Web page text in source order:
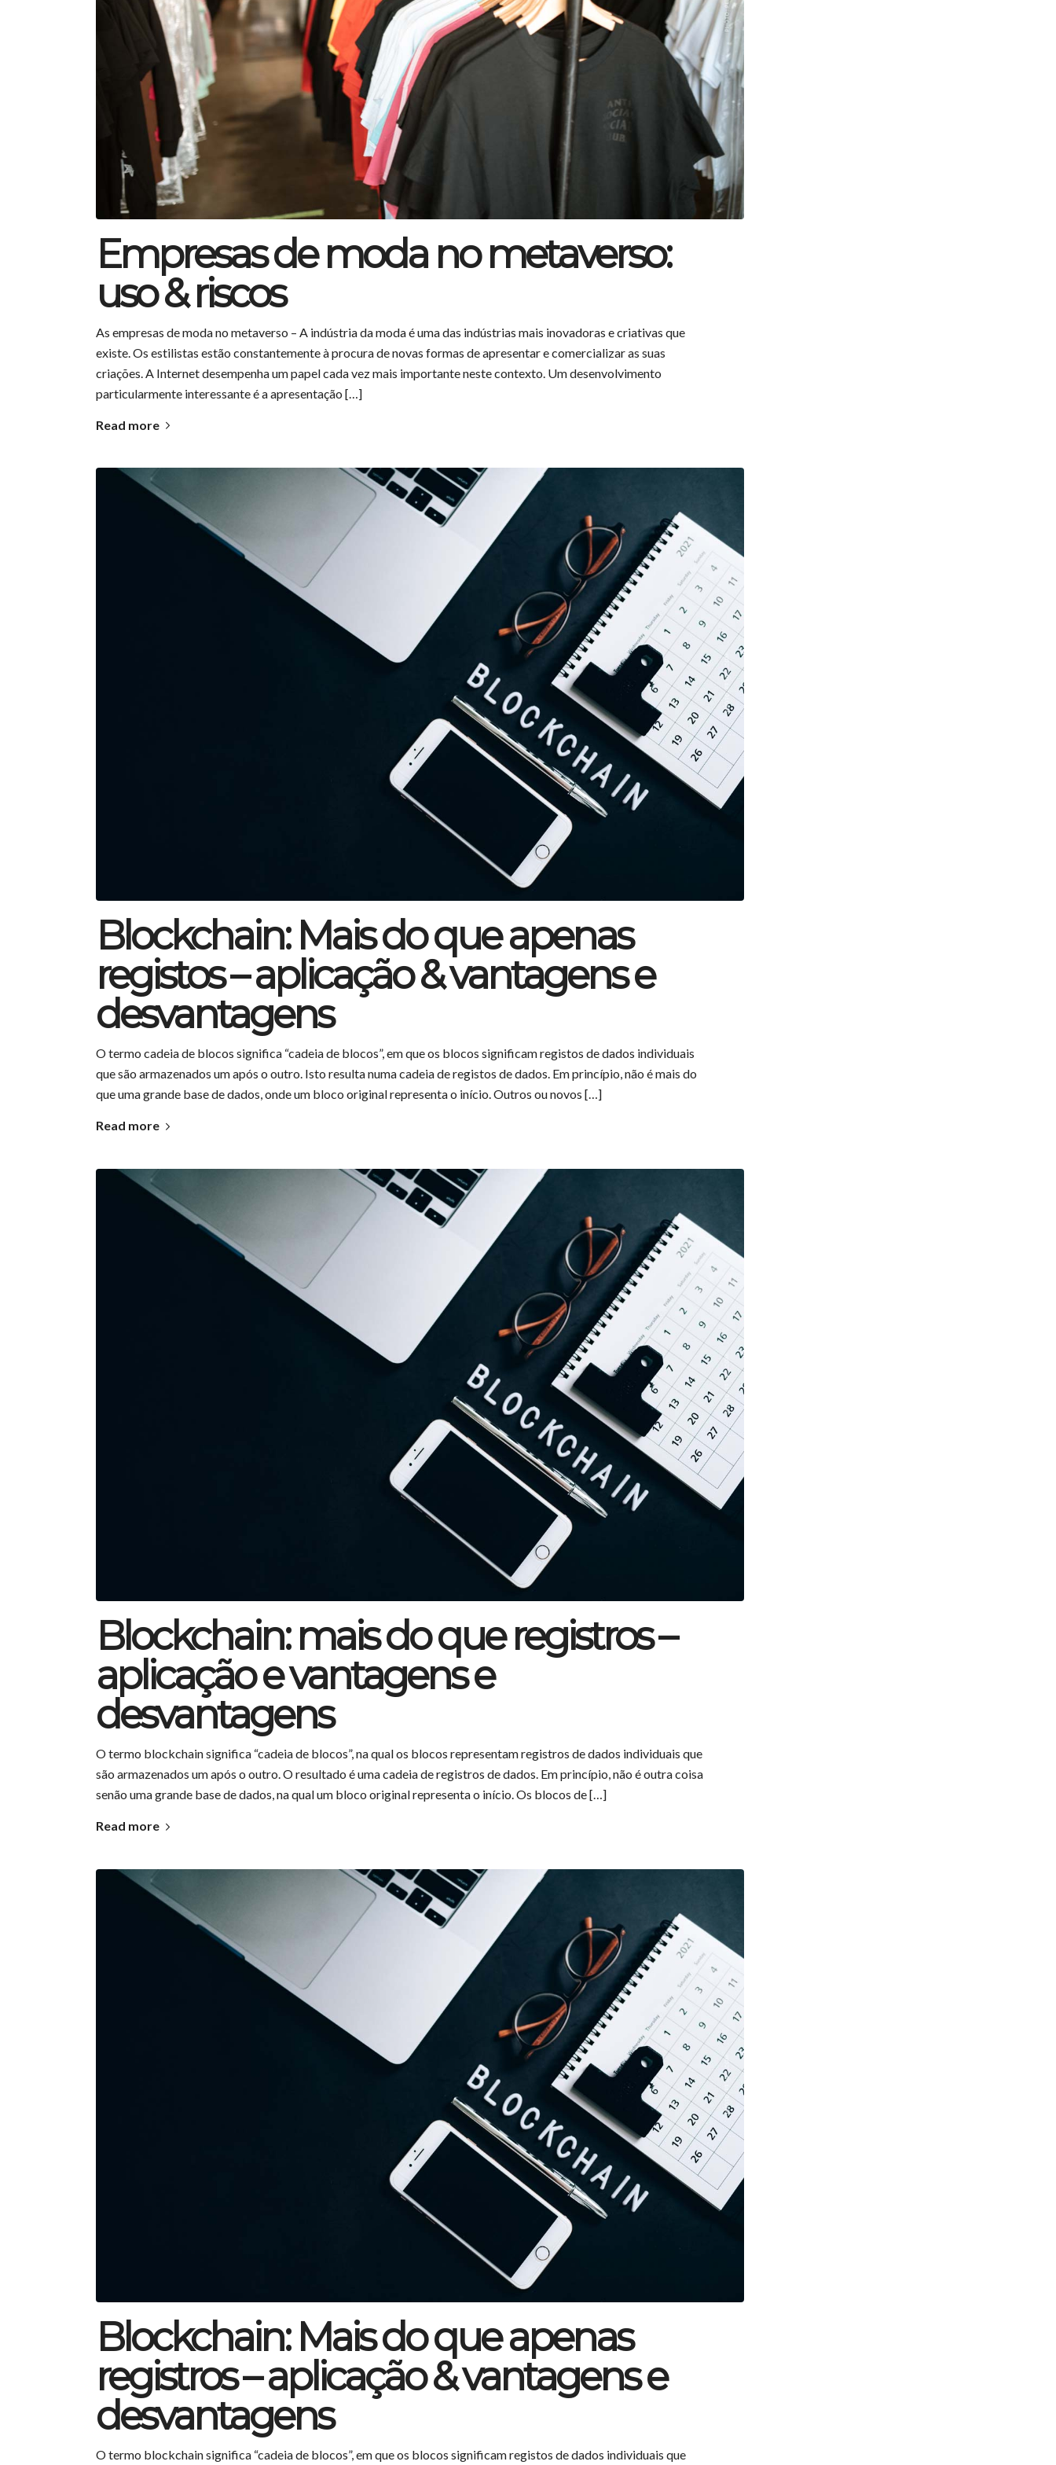
Empresas de moda no metaverso:
uso & riscos
As empresas de moda no metaverso – A indústria da moda é uma das indústrias mais inovadoras e criativas que
existe. Os estilistas estão constantemente à procura de novas formas de apresentar e comercializar as suas
criações. A Internet desempenha um papel cada vez mais importante neste contexto. Um desenvolvimento
particularmente interessante é a apresentação […]
Read more
Blockchain: Mais do que apenas
registos – aplicação & vantagens e
desvantagens
O termo cadeia de blocos significa “cadeia de blocos”, em que os blocos significam registos de dados individuais
que são armazenados um após o outro. Isto resulta numa cadeia de registos de dados. Em princípio, não é mais do
que uma grande base de dados, onde um bloco original representa o início. Outros ou novos […]
Read more
Blockchain: mais do que registros –
aplicação e vantagens e
desvantagens
O termo blockchain significa “cadeia de blocos”, na qual os blocos representam registros de dados individuais que
são armazenados um após o outro. O resultado é uma cadeia de registros de dados. Em princípio, não é outra coisa
senão uma grande base de dados, na qual um bloco original representa o início. Os blocos de […]
Read more
Blockchain: Mais do que apenas
registros – aplicação & vantagens e
desvantagens
O termo blockchain significa “cadeia de blocos”, em que os blocos significam registos de dados individuais que